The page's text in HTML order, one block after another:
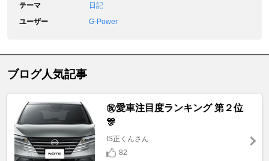
テーマ
日記
ユーザー
G-Power
ブログ人気記事
㊗️愛車注目度ランキング 第２位
🎊
IS正くんさん
82